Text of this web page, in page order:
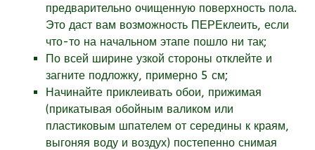
предварительно очищенную поверхность пола.
Это даст вам возможность ПЕРЕклеить, если
что-то на начальном этапе пошло ни так;
По всей ширине узкой стороны отклейте и
загните подложку, примерно 5 см;
Начинайте приклеивать обои, прижимая
(прикатывая обойным валиком или
пластиковым шпателем от середины к краям,
выгоняя воду и воздух) постепенно снимая